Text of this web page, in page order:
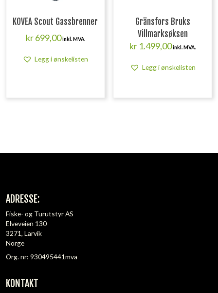
KOVEA Scout Gassbrenner
kr699,00inkl. MVA.
Legg i ønskelisten
Gränsfors Bruks
Villmarksøksen
kr 1.499,00inkl. MVA.
Legg i ønskelisten
ADRESSE:
Fiske- og Turutstyr AS
Elveveien 130
3271, Larvik
Norge
Org. nr: 930495441mva
KONTAKT